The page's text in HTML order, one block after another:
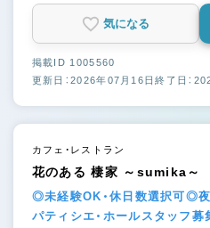
気になる
掲載ID 1005560
更新日：2026年07月16日終了日：
カフェ・レストラン
花のある 棲家 ～sumika～
◎未経験OK・休日数選択可◎
パティシエ・ホールスタッフ募